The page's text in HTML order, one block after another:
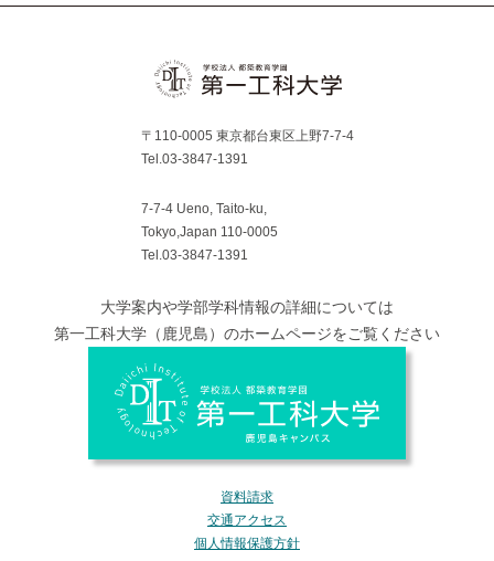
〒110-0005 東京都台東区上野7-7-4
Tel.03-3847-1391
7-7-4 Ueno, Taito-ku,
Tokyo,Japan 110-0005
Tel.03-3847-1391
大学案内や学部学科情報の詳細については
第一工科大学（鹿児島）のホームページをご覧ください
資料請求
交通アクセス
個人情報保護方針